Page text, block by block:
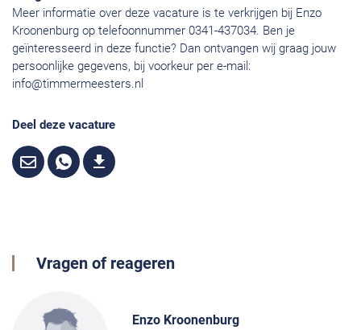
Meer informatie over deze vacature is te verkrijgen bij Enzo
Kroonenburg op telefoonnummer 0341-437034. Ben je
geïnteresseerd in deze functie? Dan ontvangen wij graag jouw
persoonlijke gegevens, bij voorkeur per e-mail:
info@timmermeesters.nl
Deel deze vacature
Vragen of reageren
Enzo Kroonenburg